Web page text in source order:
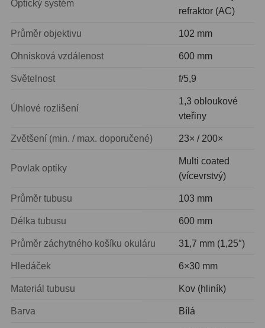
Planetární kamery
Deep-Sky kamery28
Guiding kamery
T-kroužky16
Filtry L-RGB7
Filtry IR-Pass
Optický systém
refraktor (AC)
Průměr objektivu 102 mm
Ohnisková vzdálenost 600 mm
Světelnost f/5,9
Úhlové rozlišení
1,3 obloukové
vteřiny
Zvětšení (min. / max. doporučené) 23× / 200×
Povlak optiky
Multi coated
(vícevrstvý)
Průměr tubusu 103 mm
Délka tubusu 600 mm
Průměr záchytného košíku okuláru 31,7 mm (1,25″)
Hledáček 6×30 mm
Materiál tubusu Kov (hliník)
Barva Bílá